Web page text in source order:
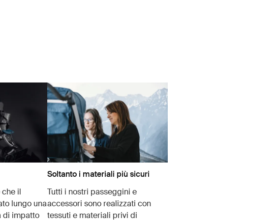
il
lungo una
di impatto
Soltanto i materiali più sicuri
Tutti i nostri passeggini e
accessori sono realizzati con
tessuti e materiali privi di